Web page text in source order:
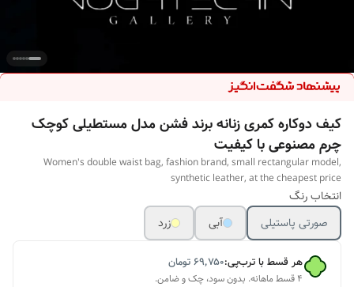
کیف دوکاره کمری زنانه برند فشن مدل مستطیلی کوچک
چرم مصنوعی با کیفیت
Women's double waist bag, fashion brand, small rectangular model,
synthetic leather, at the cheapest price
انتخاب رنگ
صورتی پاستیلی
آبی زرد
هر قسط با ترب‌پی:۶۹٬۷۵۰تومان
۴ قسط ماهانه. بدون سود، چک و ضامن.